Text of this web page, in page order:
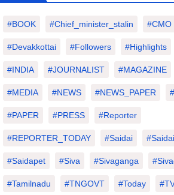
#BOOK #chief_minister_stalin #CMO
#devakkottai #followers #highlights
#INDIA #JOURNALIST #MAGAZINE
#MEDIA #NEWS #NEWS_PAPER
#PAPER #PRESS #Reporter
#REPORTER_TODAY #saidai
#saidapet #Siva #Sivaganga
#tamilnadu #TNGOVT #today